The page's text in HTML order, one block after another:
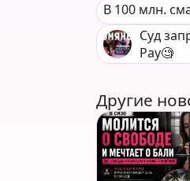
В 100 млн.
Суд
Pay🧐
Другие